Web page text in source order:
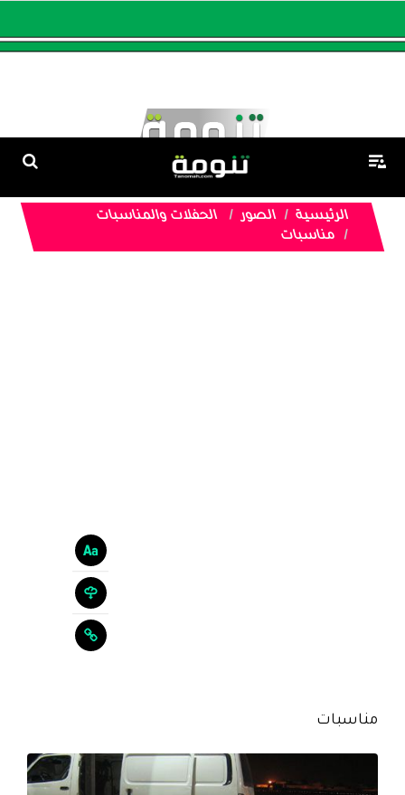
الرئيسية الصور
الحفلات والمناسبات
مناسبات
مناسبات